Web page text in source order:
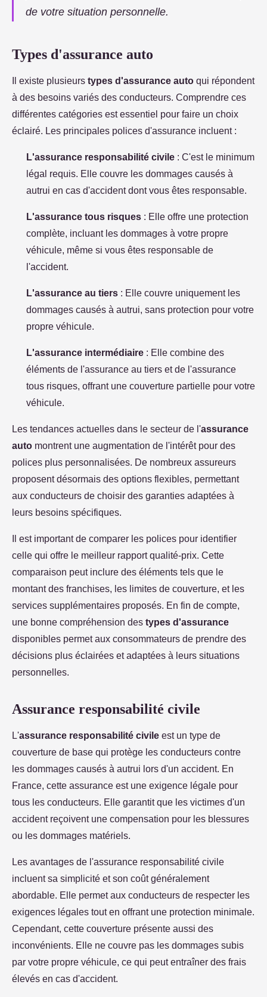
de votre situation personnelle.
Types d'assurance auto
Il existe plusieurs types d'assurance auto qui répondent
à des besoins variés des conducteurs. Comprendre ces
différentes catégories est essentiel pour faire un choix
éclairé. Les principales polices d'assurance incluent :
L'assurance responsabilité civile : C'est le minimum
légal requis. Elle couvre les dommages causés à
autrui en cas d'accident dont vous êtes responsable.
L'assurance tous risques : Elle offre une protection
complète, incluant les dommages à votre propre
véhicule, même si vous êtes responsable de
l'accident.
L'assurance au tiers : Elle couvre uniquement les
dommages causés à autrui, sans protection pour votre
propre véhicule.
L'assurance intermédiaire : Elle combine des
éléments de l'assurance au tiers et de l'assurance
tous risques, offrant une couverture partielle pour votre
véhicule.
Les tendances actuelles dans le secteur de l'assurance
auto montrent une augmentation de l'intérêt pour des
polices plus personnalisées. De nombreux assureurs
proposent désormais des options flexibles, permettant
aux conducteurs de choisir des garanties adaptées à
leurs besoins spécifiques.
Il est important de comparer les polices pour identifier
celle qui offre le meilleur rapport qualité-prix. Cette
comparaison peut inclure des éléments tels que le
montant des franchises, les limites de couverture, et les
services supplémentaires proposés. En fin de compte,
une bonne compréhension des types d'assurance
disponibles permet aux consommateurs de prendre des
décisions plus éclairées et adaptées à leurs situations
personnelles.
Assurance responsabilité civile
L'assurance responsabilité civile est un type de
couverture de base qui protège les conducteurs contre
les dommages causés à autrui lors d'un accident. En
France, cette assurance est une exigence légale pour
tous les conducteurs. Elle garantit que les victimes d'un
accident reçoivent une compensation pour les blessures
ou les dommages matériels.
Les avantages de l'assurance responsabilité civile
incluent sa simplicité et son coût généralement
abordable. Elle permet aux conducteurs de respecter les
exigences légales tout en offrant une protection minimale.
Cependant, cette couverture présente aussi des
inconvénients. Elle ne couvre pas les dommages subis
par votre propre véhicule, ce qui peut entraîner des frais
élevés en cas d'accident.